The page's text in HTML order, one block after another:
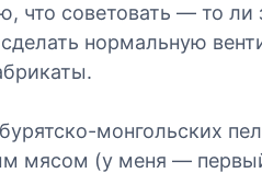
что советовать — то
нормальную
монгольских
мясом (у меня —